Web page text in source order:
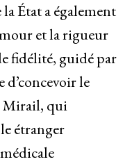
État a également
et la rigueur
fidélité, guidé par
le
Mirail, qui
étranger